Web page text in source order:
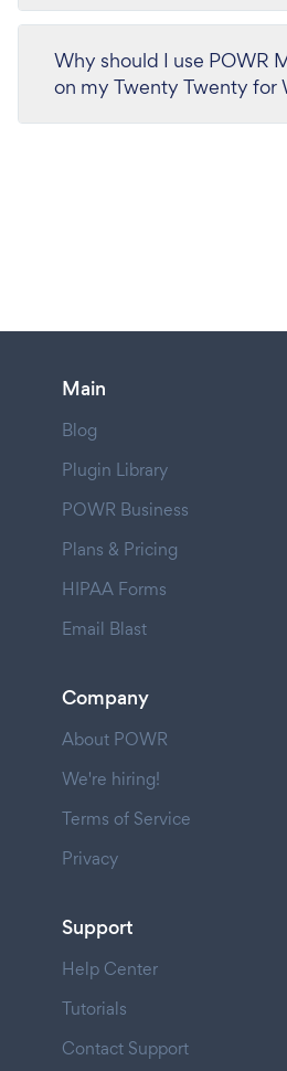
Why should I use POWR
on my Twenty Twenty for
Main
Blog
Plugin Library
POWR Business
Plans & Pricing
HIPAA Forms
Email Blast
Company
About POWR
We're hiring!
Terms of Service
Privacy
Support
Help Center
Tutorials
Contact Support